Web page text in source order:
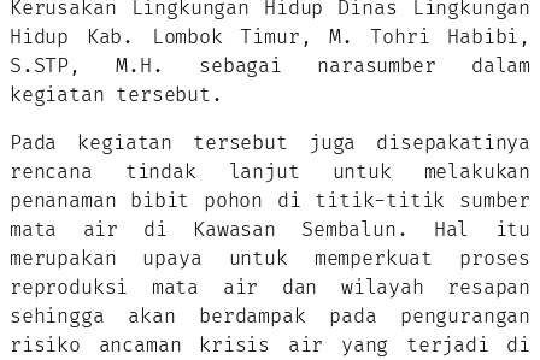
Kerusakan Lingkungan Hidup Dinas Lingkungan
Hidup Kab. Lombok Timur, M. Tohri Habibi,
S.STP, M.H. sebagai narasumber dalam
kegiatan tersebut.
Pada kegiatan tersebut juga disepakatinya
rencana tindak lanjut untuk melakukan
penanaman bibit pohon di titik-titik sumber
mata air di Kawasan Sembalun. Hal itu
merupakan upaya untuk memperkuat proses
reproduksi mata air dan wilayah resapan
sehingga akan berdampak pada pengurangan
risiko ancaman krisis air yang terjadi di